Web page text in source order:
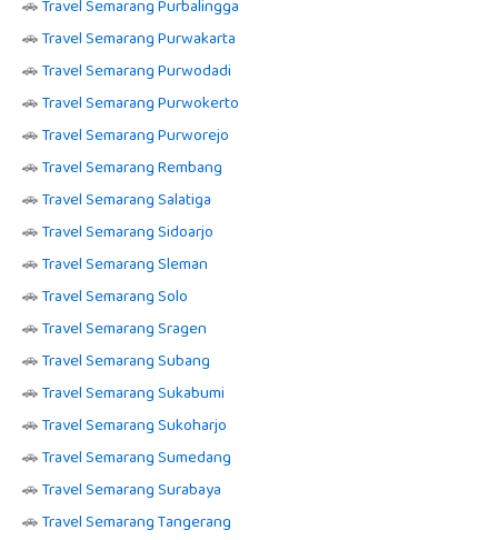
🚗Travel Semarang Purbalingga
🚗Travel Semarang Purwakarta
🚗Travel Semarang Purwodadi
🚗Travel Semarang Purwokerto
🚗Travel Semarang Purworejo
🚗Travel Semarang Rembang
🚗Travel Semarang Salatiga
🚗Travel Semarang Sidoarjo
🚗Travel Semarang Sleman
🚗Travel Semarang Solo
🚗Travel Semarang Sragen
🚗Travel Semarang Subang
🚗Travel Semarang Sukabumi
🚗Travel Semarang Sukoharjo
🚗Travel Semarang Sumedang
🚗Travel Semarang Surabaya
🚗Travel Semarang Tangerang